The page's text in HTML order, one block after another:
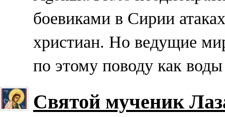
боевиками в Сирии
христиан. Но ведущие
по этому поводу как
Святой мученик